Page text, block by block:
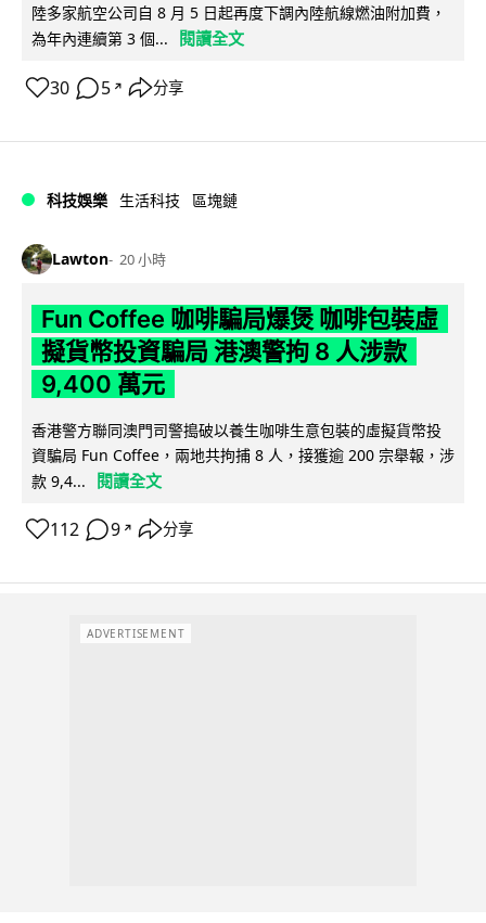
陸多家航空公司自 8 月 5 日起再度下調內陸航線燃油附加費，
為年內連續第 3 個...
閱讀全文
30 5 ↗ 分享
科技娛樂 生活科技 區塊鏈
Lawton 20 小時
Fun Coffee 咖啡騙局爆煲 咖啡包裝虛
擬貨幣投資騙局 港澳警拘 8 人涉款
9,400 萬元
香港警方聯同澳門司警搗破以養生咖啡生意包裝的虛擬貨幣投
資騙局 Fun Coffee，兩地共拘捕 8 人，接獲逾 200 宗舉報，涉
款 9,4...
閱讀全文
112 9 ↗ 分享
ADVERTISEMENT